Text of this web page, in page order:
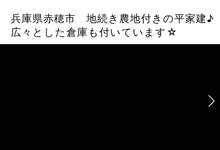
兵庫県赤穂市 地続き農地付きの平家建♪
広々とした倉庫も付いています☆